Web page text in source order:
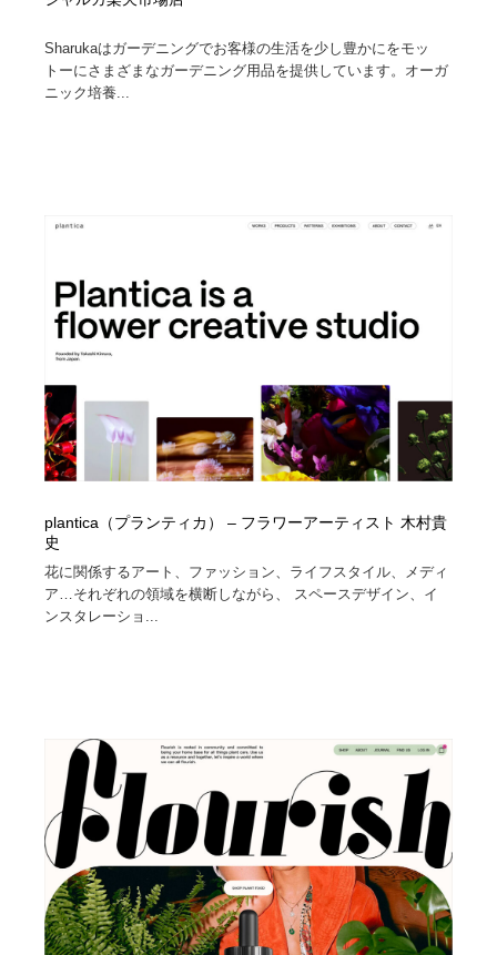
Sharukaはガーデニングでお客様の生活を少し豊かにをモッ
トーにさまざまなガーデニング用品を提供しています。オーガ
ニック培養...
plantica（プランティカ） – フラワーアーティスト 木村貴
史
花に関係するアート、ファッション、ライフスタイル、メディ
ア…それぞれの領域を横断しながら、 スペースデザイン、イ
ンスタレーショ...